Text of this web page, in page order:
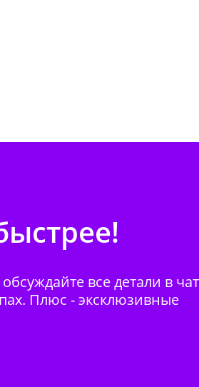
все детали в
Плюс - эксклюзивные